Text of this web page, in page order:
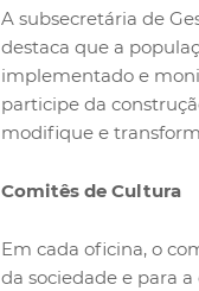
A subsecretária de
destaca que a
implementado e
participe da
modifique e
Comitês de Cultura
Em cada oficina, o
da sociedade e para